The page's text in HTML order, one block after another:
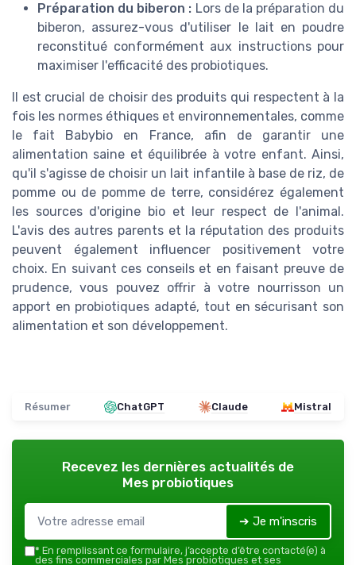
Préparation du biberon : Lors de la préparation du
biberon, assurez-vous d'utiliser le lait en poudre
reconstitué conformément aux instructions pour
maximiser l'efficacité des probiotiques.
Il est crucial de choisir des produits qui respectent à la
fois les normes éthiques et environnementales, comme
le fait Babybio en France, afin de garantir une
alimentation saine et équilibrée à votre enfant. Ainsi,
qu'il s'agisse de choisir un lait infantile à base de riz, de
pomme ou de pomme de terre, considérez également
les sources d'origine bio et leur respect de l'animal.
L'avis des autres parents et la réputation des produits
peuvent également influencer positivement votre
choix. En suivant ces conseils et en faisant preuve de
prudence, vous pouvez offrir à votre nourrisson un
apport en probiotiques adapté, tout en sécurisant son
alimentation et son développement.
Résumer ChatGPT Claude Mistral
Recevez les dernières actualités de
Mes probiotiques
➔ Je m'inscris
* En remplissant ce formulaire, j’accepte d’être contacté(e) à
des fins commerciales par Mes probiotiques et ses